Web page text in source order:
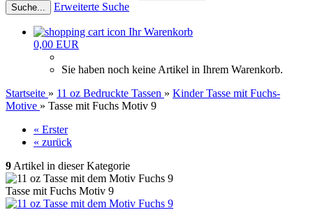
Suche... Erweiterte Suche
Ihr Warenkorb
0,00 EUR
Sie haben noch keine Artikel in Ihrem Warenkorb.
Startseite » 11 oz Bedruckte Tassen » Kinder Tasse mit Fuchs-
Motive » Tasse mit Fuchs Motiv 9
« Erster
« zurück
9 Artikel in dieser Kategorie
Tasse mit Fuchs Motiv 9